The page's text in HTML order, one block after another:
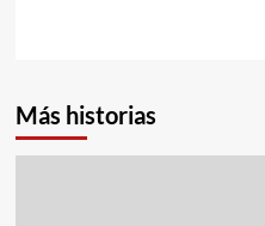
Más historias